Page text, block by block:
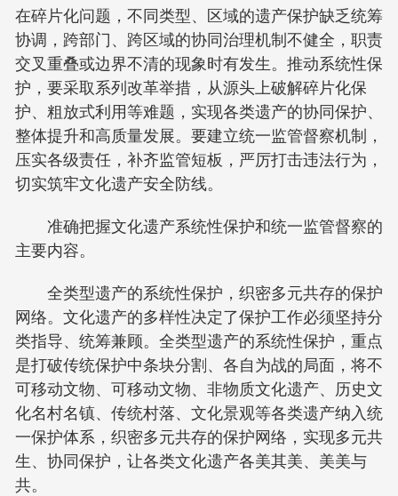
在碎片化问题，不同类型、区域的遗产保护缺乏统筹
协调，跨部门、跨区域的协同治理机制不健全，职责
交叉重叠或边界不清的现象时有发生。推动系统性保
护，要采取系列改革举措，从源头上破解碎片化保
护、粗放式利用等难题，实现各类遗产的协同保护、
整体提升和高质量发展。要建立统一监管督察机制，
压实各级责任，补齐监管短板，严厉打击违法行为，
切实筑牢文化遗产安全防线。
准确把握文化遗产系统性保护和统一监管督察的
主要内容。
全类型遗产的系统性保护，织密多元共存的保护
网络。文化遗产的多样性决定了保护工作必须坚持分
类指导、统筹兼顾。全类型遗产的系统性保护，重点
是打破传统保护中条块分割、各自为战的局面，将不
可移动文物、可移动文物、非物质文化遗产、历史文
化名村名镇、传统村落、文化景观等各类遗产纳入统
一保护体系，织密多元共存的保护网络，实现多元共
生、协同保护，让各类文化遗产各美其美、美美与
共。